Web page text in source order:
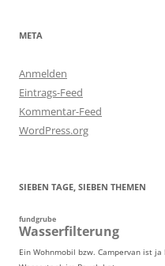
META
Anmelden
Eintrags-Feed
Kommentar-Feed
WordPress.org
SIEBEN TAGE, SIEBEN THEMEN